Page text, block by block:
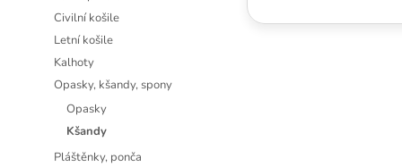
Civilní košile
Letní košile
Kalhoty
Opasky, kšandy, spony
Opasky
Kšandy
Pláštěnky, ponča